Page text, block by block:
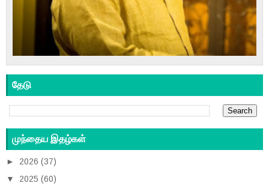
தேடு
முந்தைய இதழ்கள்
► 2026 (37)
▼
2025 (60)